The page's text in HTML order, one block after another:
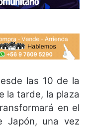
las 10 de la
la tarde, la plaza
en el
Japón, una vez